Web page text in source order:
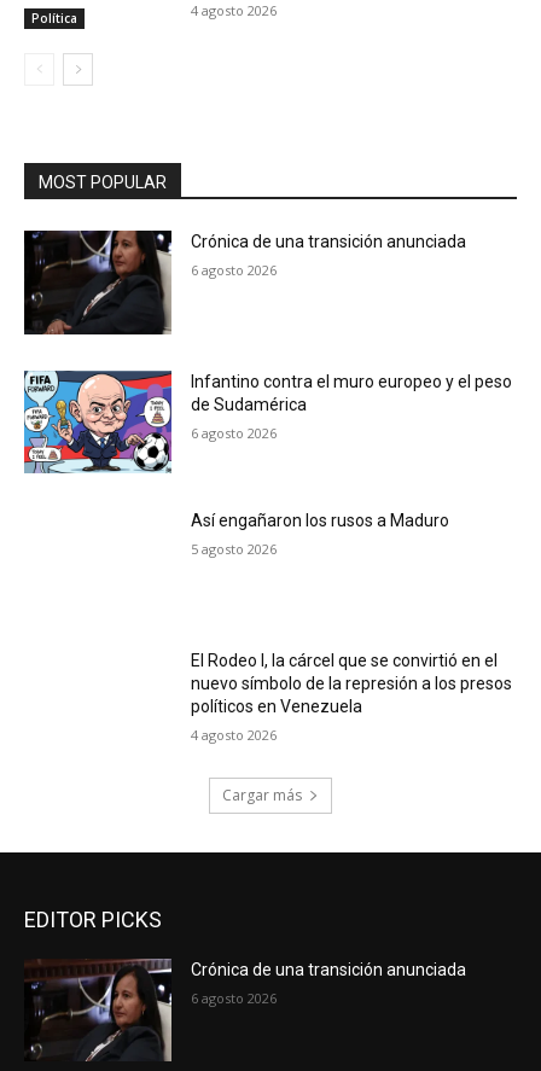
Política 4 agosto 2026
MOST POPULAR
Crónica de una transición anunciada
6 agosto 2026
Infantino contra el muro europeo y el peso
de Sudamérica
6 agosto 2026
Así engañaron los rusos a Maduro
5 agosto 2026
El Rodeo I, la cárcel que se convirtió en el
nuevo símbolo de la represión a los presos
políticos en Venezuela
4 agosto 2026
Cargar más
EDITOR PICKS
Crónica de una transición anunciada
6 agosto 2026